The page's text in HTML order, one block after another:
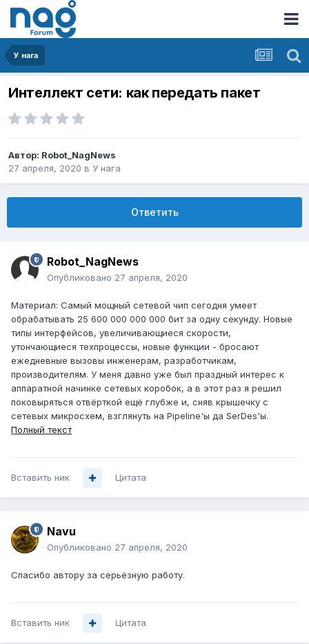
У нага
Интеллект сети: как передать пакет
Автор: Robot_NagNews
27 апреля, 2020 в У нага
Ответить
Robot_NagNews
Опубликовано 27 апреля, 2020
Материал: Самый мощный сетевой чип сегодня умеет
обрабатывать 25 600 000 000 000 бит за одну секунду. Новые
типы интерфейсов, увеличивающиеся скорости,
утончающиеся техпроцессы, новые функции - бросают
ежедневные вызовы инженерам, разработчикам,
производителям. У меня давно уже был праздный интерес к
аппаратной начинке сетевых коробок, а в этот раз я решил
поковыряться отвёрткой ещё глубже и, сняв крышечку с
сетевых микросхем, взглянуть на Pipeline'ы да SerDes'ы.
Полный текст
Вставить ник Цитата
Navu
Опубликовано 27 апреля, 2020
Спасибо автору за серьёзную работу.
Вставить ник Цитата